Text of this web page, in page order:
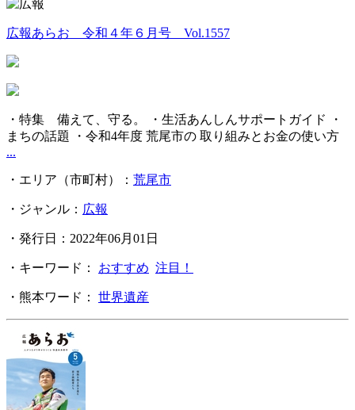
広報あらお 令和４年６月号 Vol.1557
・特集 備えて、守る。 ・生活あんしんサポートガイド ・
まちの話題 ・令和4年度 荒尾市の 取り組みとお金の使い方
...
・エリア（市町村）： 荒尾市
・ジャンル： 広報
・発行日：2022年06月01日
・キーワード： おすすめ 注目！
・熊本ワード： 世界遺産